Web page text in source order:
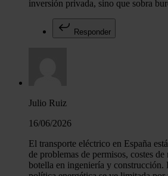
inversión privada, sino que sobra
Responder
Julio Ruiz
16/06/2026
El transporte eléctrico en España
de problemas de permisos, costes
botella en ingeniería y construcción.